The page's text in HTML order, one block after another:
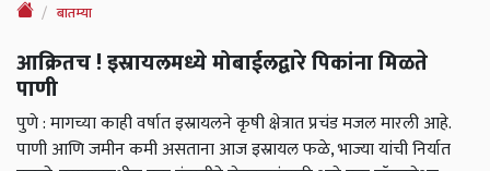
बातम्या
आक्रितच ! इस्रायलमध्ये मोबाईलद्वारे पिकांना मिळते
पाणी
पुणे : मागच्या काही वर्षात इस्रायलने कृषी क्षेत्रात प्रचंड मजल मारली आहे.
पाणी आणि जमीन कमी असताना आज इस्रायल फळे, भाज्या यांची निर्यात